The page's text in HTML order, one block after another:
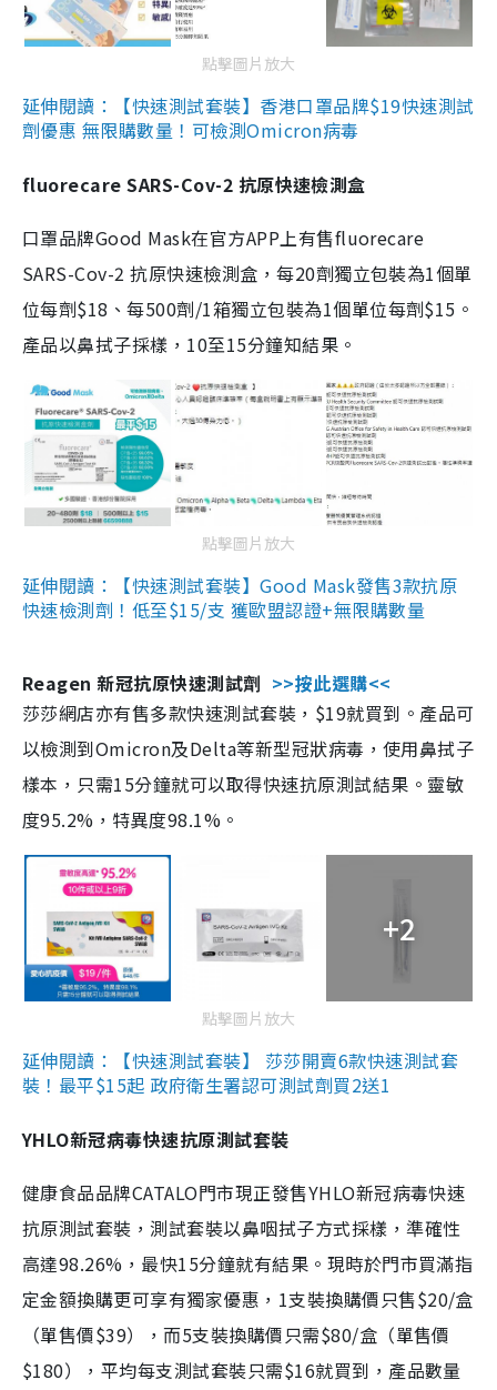
點擊圖片放大
延伸閱讀：【快速測試套裝】香港口罩品牌$19快速測試
劑優惠 無限購數量！可檢測Omicron病毒
fluorecare SARS-Cov-2 抗原快速檢測盒
口罩品牌Good Mask在官方APP上有售fluorecare
SARS-Cov-2 抗原快速檢測盒，每20劑獨立包裝為1個單
位每劑$18、每500劑/1箱獨立包裝為1個單位每劑$15。
產品以鼻拭子採樣，10至15分鐘知結果。
點擊圖片放大
延伸閱讀：【快速測試套裝】Good Mask發售3款抗原
快速檢測劑！低至$15/支 獲歐盟認證+無限購數量
Reagen 新冠抗原快速測試劑 >>按此選購<<
莎莎網店亦有售多款快速測試套裝，$19就買到。產品可
以檢測到Omicron及Delta等新型冠狀病毒，使用鼻拭子
樣本，只需15分鐘就可以取得快速抗原測試結果。靈敏
度95.2%，特異度98.1%。
+2
點擊圖片放大
延伸閱讀：【快速測試套裝】 莎莎開賣6款快速測試套
裝！最平$15起 政府衛生署認可測試劑買2送1
YHLO新冠病毒快速抗原測試套裝
健康食品品牌CATALO門市現正發售YHLO新冠病毒快速
抗原測試套裝，測試套裝以鼻咽拭子方式採樣，準確性
高達98.26%，最快15分鐘就有結果。現時於門市買滿指
定金額換購更可享有獨家優惠，1支裝換購價只售$20/盒
（單售價$39），而5支裝換購價只需$80/盒（單售價
$180），平均每支測試套裝只需$16就買到，產品數量